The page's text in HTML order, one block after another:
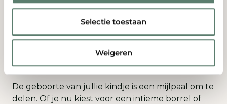
Selectie toestaan
Weigeren
Babyborrel of kraamfeest bij
Kasteel Bijstervelt
De geboorte van jullie kindje is een mijlpaal om te
delen. Of je nu kiest voor een intieme borrel of